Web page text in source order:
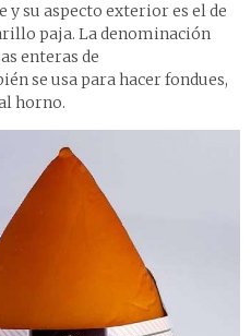
y su aspecto exterior es el de
paja. La denominación
enteras de
se usa para hacer fondues,
horno.